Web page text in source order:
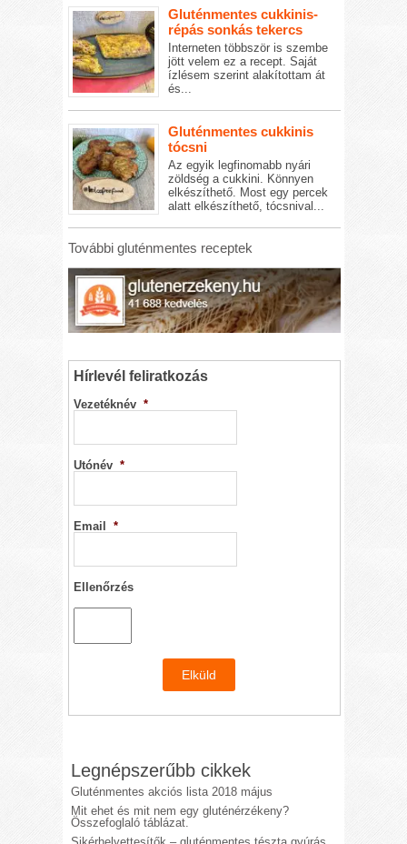
Gluténmentes cukkinis-
répás sonkás tekercs
Interneten többször is szembe
jött velem ez a recept. Saját
ízlésem szerint alakítottam át
és...
Gluténmentes cukkinis
tócsni
Az egyik legfinomabb nyári
zöldség a cukkini. Könnyen
elkészíthető. Most egy percek
alatt elkészíthető, tócsnival...
További gluténmentes receptek
Hírlevél feliratkozás
Vezetéknév *
Utónév *
Email *
Ellenőrzés
Legnépszerűbb cikkek
Gluténmentes akciós lista 2018 május
Mit ehet és mit nem egy gluténérzékeny?
Összefoglaló táblázat.